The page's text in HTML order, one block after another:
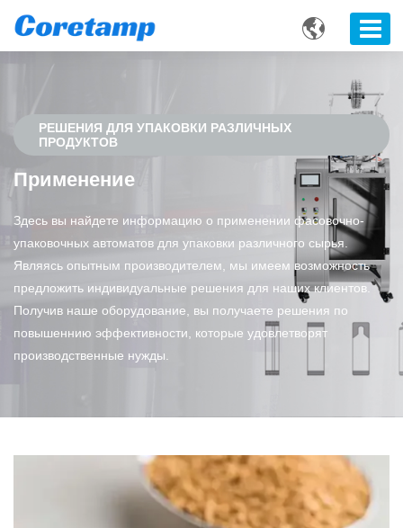

РЕШЕНИЯ ДЛЯ УПАКОВКИ РАЗЛИЧНЫХ
ПРОДУКТОВ
Применение
Здесь вы найдете информацию о применении фасовочно-
упаковочных автоматов для упаковки различного сырья.
Являясь опытным производителем, мы имеем возможность
предложить индивидуальные решения для наших клиентов.
Получив наше оборудование, вы получаете решения по
повышеннию эффективности, которые удовлетворят
производственные нужды.